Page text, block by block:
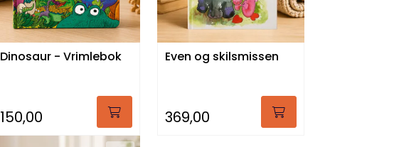
Dinosaur - Vrimlebok
150,00
Even og skilsmissen
369,00